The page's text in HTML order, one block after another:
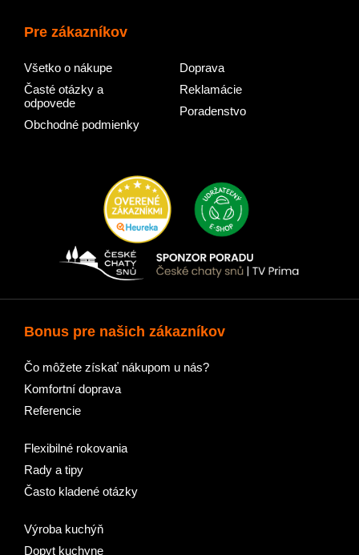
Pre zákazníkov
Všetko o nákupe
Časté otázky a
odpovede
Obchodné podmienky
Doprava
Reklamácie
Poradenstvo
Bonus pre našich zákazníkov
Čo môžete získať nákupom u nás?
Komfortní doprava
Referencie
Flexibilné rokovania
Rady a tipy
Často kladené otázky
Výroba kuchýň
Dopyt kuchyne